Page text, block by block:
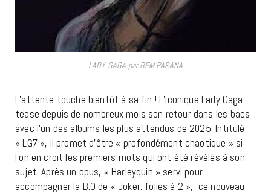
LADY GAGA par BEM PARANA
L’attente touche bientôt à sa fin ! L’iconique Lady Gaga
tease depuis de nombreux mois son retour dans les bacs
avec l’un des albums les plus attendus de 2025. Intitulé
« LG7 », il promet d’être « profondément chaotique » si
l’on en croit les premiers mots qui ont été révélés à son
sujet. Après un opus, « Harleyquin » servi pour
accompagner la B.O de « Joker: folies à 2 », ce nouveau